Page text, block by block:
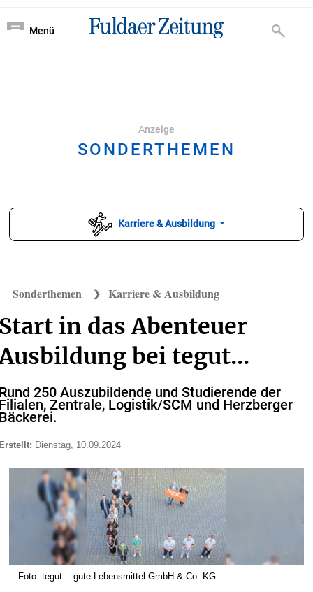
Nachrichten von
Menü
Аnzeige
SONDERTHEMEN
Karriere & Ausbildung
Sonderthemen Karriere & Ausbildung
in das Abenteuer
bei tegut...
250 Auszubildende und Studierende der
Zentrale, Logistik/SCM und Herzberger
Dienstag, 10.09.2024
Foto: tegut... gute Lebensmittel GmbH & Co. KG